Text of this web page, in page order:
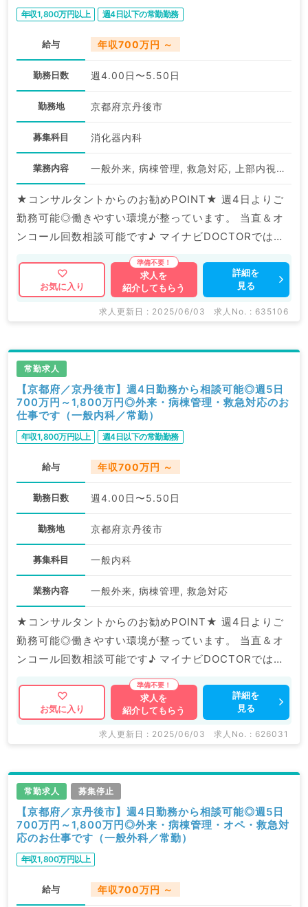
年収1,800万円以上 週4日以下の常勤勤務
給与 年収700万円 ～
勤務日数 週4.00日〜5.50日
勤務地 京都府京丹後市
募集科目 消化器内科
業務内容 一般外来, 病棟管理, 救急対応, 上部内視鏡検査（ＧＦ）, 下部内視鏡検査（ＣＦ）
★コンサルタントからのお勧めPOINT★ 週4日よりご
勤務可能◎働きやすい環境が整っています。 当直＆オ
ンコール回数相談可能です♪ マイナビDOCTORでは病
院やクリニックなどの医療機関求人はもちろんのこと、
掲載情報以外にも産業医等の企業系求人も多数扱ってい
ます。 求人内容の詳細等はお気軽にお問合せ下さい。
お気に入り
求人を
紹介してもらう
詳細を
見る
求人更新日 : 2025/06/03 求人No. : 635106
常勤求人
【京都府／京丹後市】週4日勤務から相談可能◎週5日
700万円～1,800万円◎外来・病棟管理・救急対応のお
仕事です（一般内科／常勤）
年収1,800万円以上 週4日以下の常勤勤務
給与 年収700万円 ～
勤務日数 週4.00日〜5.50日
勤務地 京都府京丹後市
募集科目 一般内科
業務内容 一般外来, 病棟管理, 救急対応
★コンサルタントからのお勧めPOINT★ 週4日よりご
勤務可能◎働きやすい環境が整っています。 当直＆オ
ンコール回数相談可能です♪ マイナビDOCTORでは病
院やクリニックなどの医療機関求人はもちろんのこと、
掲載情報以外にも産業医等の企業系求人も多数扱ってい
ます。 求人内容の詳細等はお気軽にお問合せ下さい。
お気に入り
求人を
紹介してもらう
詳細を
見る
求人更新日 : 2025/06/03 求人No. : 626031
常勤求人 募集停止
【京都府／京丹後市】週4日勤務から相談可能◎週5日
700万円～1,800万円◎外来・病棟管理・オペ・救急対
応のお仕事です（一般外科／常勤）
年収1,800万円以上
給与 年収700万円 ～